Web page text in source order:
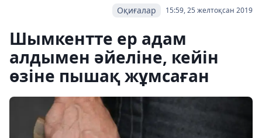
15:59, 25 желтоқсан 2019
Оқиғалар
Шымкентте ер адам
алдымен әйеліне, кейін
өзіне пышақ жұмсаған